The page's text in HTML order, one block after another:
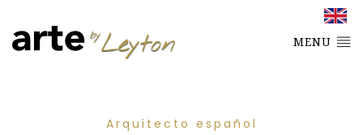
MENU
Arquitecto español